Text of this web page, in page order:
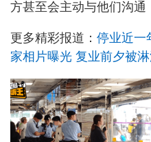
方甚至会主动与他们沟通
更多精彩报道： 停业近一
家相片曝光 复业前夕被淋